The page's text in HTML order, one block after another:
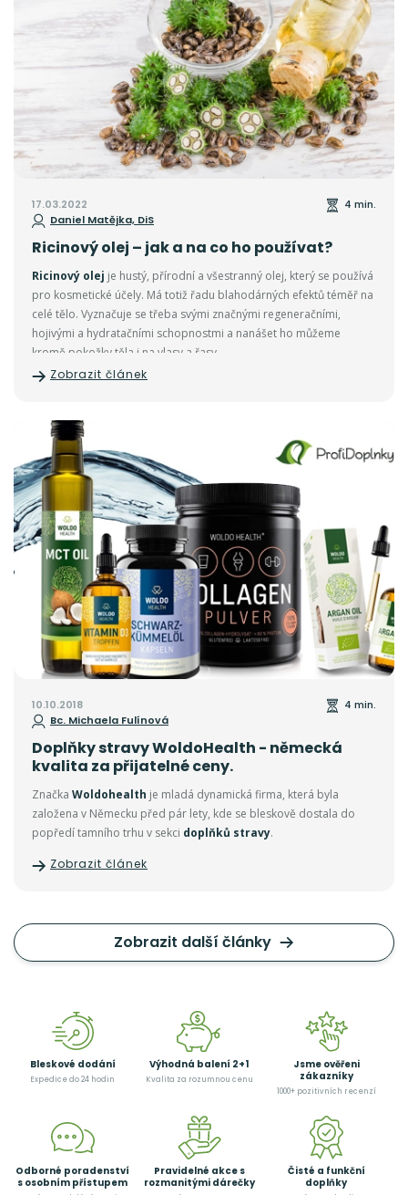
17.03.2022
Daniel Matějka, DiS
4 min.
Ricinový olej – jak a na co ho používat?
Ricinový olej je hustý, přírodní a všestranný olej, který se používá
pro kosmetické účely. Má totiž řadu blahodárných efektů téměř na
celé tělo. Vyznačuje se třeba svými značnými regeneračními,
hojivými a hydratačními schopnostmi a nanášet ho můžeme
kromě pokožky těla i na vlasy a řasy.
Zobrazit článek
10.10.2018
Bc. Michaela Fulínová
4 min.
Doplňky stravy WoldoHealth - německá
kvalita za přijatelné ceny.
Značka Woldohealth je mladá dynamická firma, která byla
založena v Německu před pár lety, kde se bleskově dostala do
popředí tamního trhu v sekci doplňků stravy.
Zobrazit článek
Zobrazit další články
Bleskové dodání
Expedice do 24 hodin
Výhodná balení 2+1
Kvalita za rozumnou cenu
Jsme ověřeni
zákazníky
1000+ pozitivních recenzí
Odborné poradenství
s osobním přístupem
Pravidelné akce s
rozmanitými dárečky
Čisté a funkční
doplňky